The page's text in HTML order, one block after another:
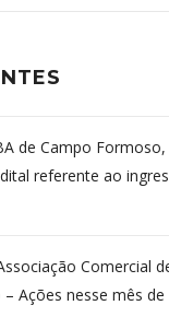
de Campo
referente ao
Comercial
– Ações nesse mês